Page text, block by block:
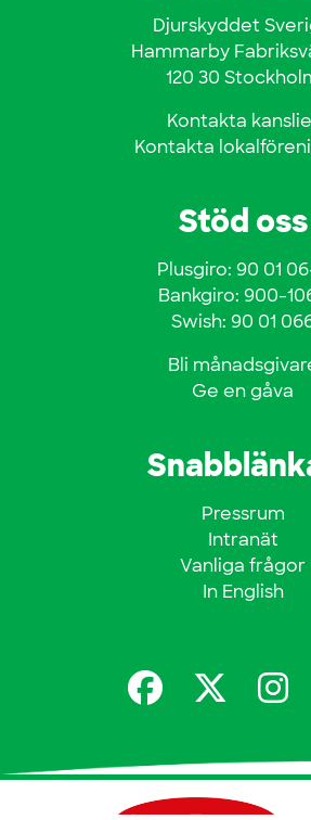
Djurskyddet
Hammarby
120 30
Kontakta
Kontakta
Stöd oss
Plusgiro: 90 01
Bankgiro: 900-
Swish: 90 01
Bli
Ge en gåva
Pressrum
Intranät
Vanliga frågor
In English